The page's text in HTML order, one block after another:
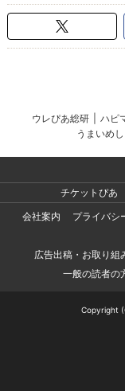
ウレぴあ総研 ハピ
うまいめし
チケットぴあ
会社案内
プライバシ
広告出稿・お取り組
一般の読者の
Copyright